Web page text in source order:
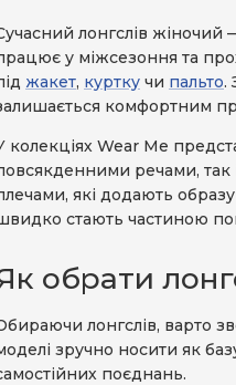
лонгслів жіночий
у міжсезоння та
жакет, куртку чи пальто.
комфортним
колекціях Wear Me
речами, так
які додають
стають частиною
обрати
лонгслів, варто
зручно носити як
поєднань.